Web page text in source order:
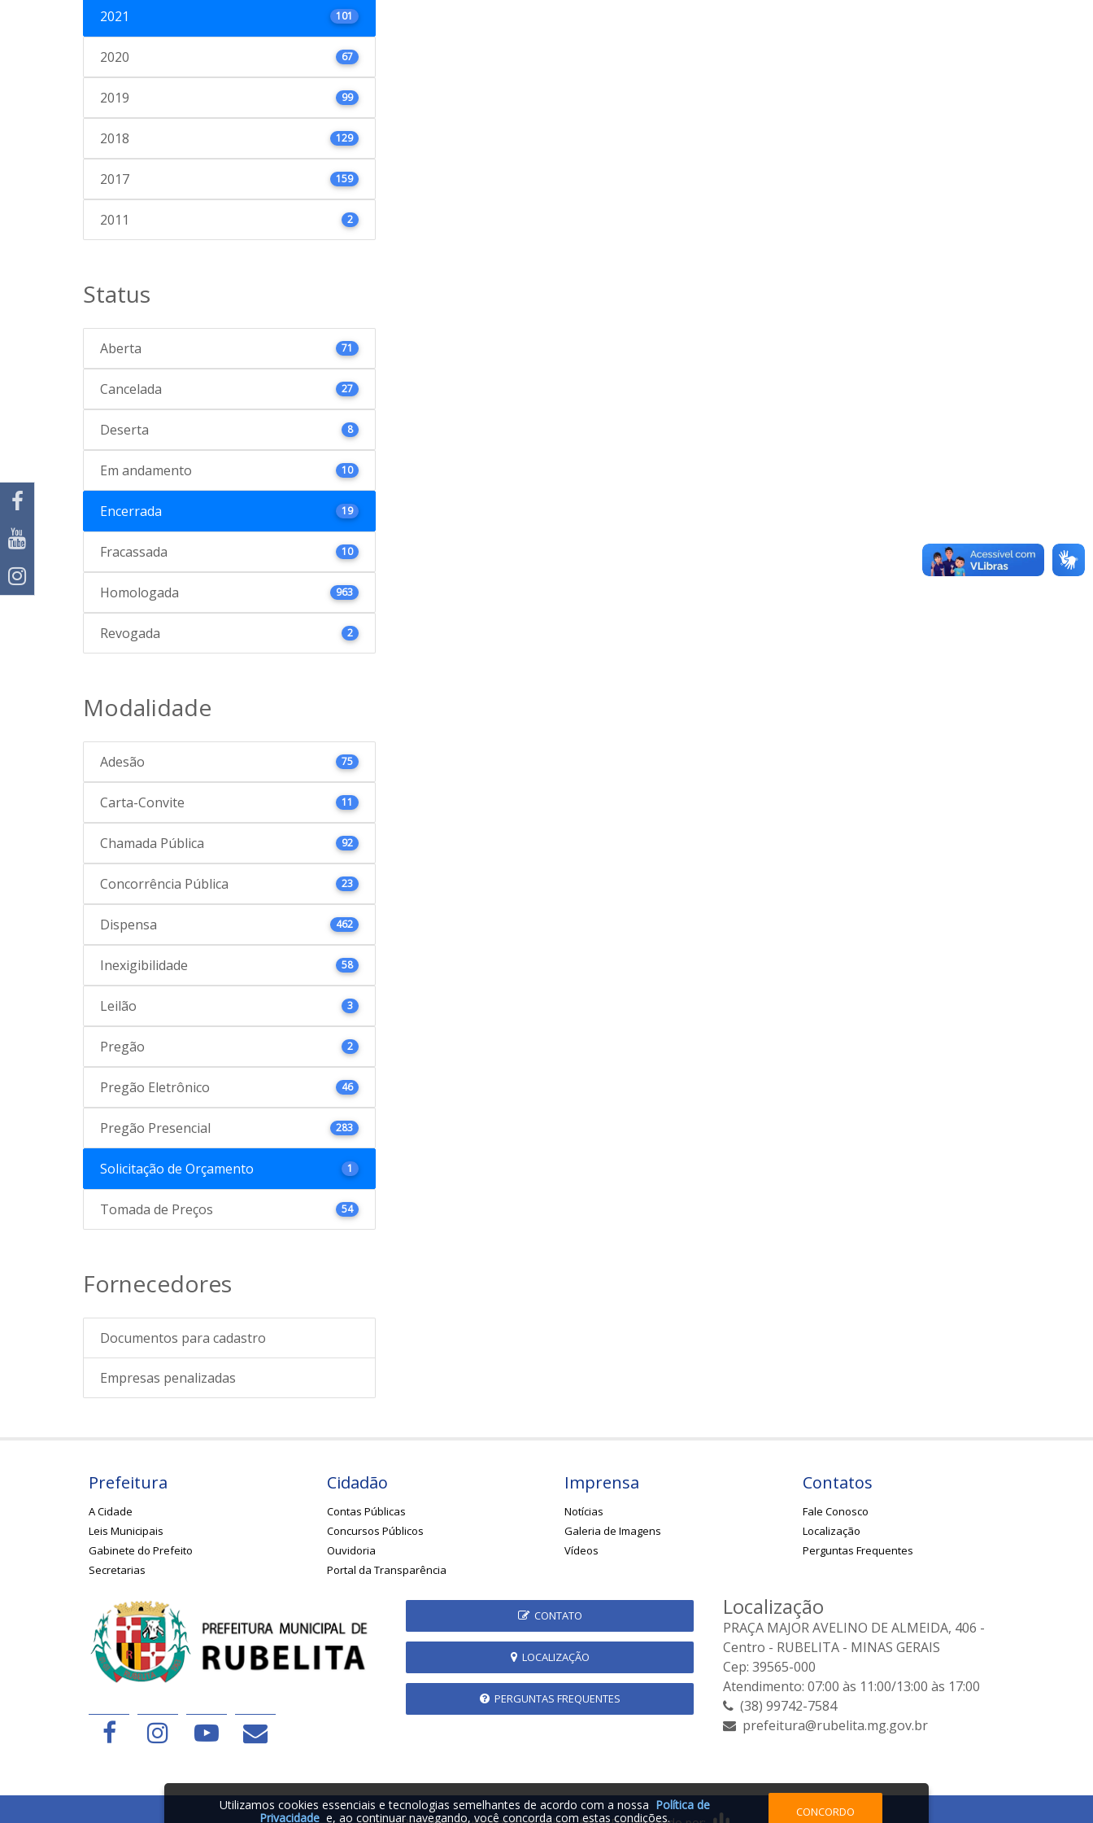
2021 101
2020 67
2019 99
2018 129
2017 159
2011 2
Status
Aberta 71
Cancelada 27
Deserta 8
Em andamento 10
Encerrada 19
Fracassada 10
Homologada 963
Revogada 2
Modalidade
Adesão 75
Carta-Convite 11
Chamada Pública 92
Concorrência Pública 23
Dispensa 462
Inexigibilidade 58
Leilão 3
Pregão 2
Pregão Eletrônico 46
Pregão Presencial 283
Solicitação de Orçamento 1
Tomada de Preços 54
Fornecedores
Documentos para cadastro
Empresas penalizadas
Prefeitura
A Cidade
Leis Municipais
Gabinete do Prefeito
Secretarias
Cidadão
Contas Públicas
Concursos Públicos
Ouvidoria
Portal da Transparência
Imprensa
Notícias
Galeria de Imagens
Vídeos
Contatos
Fale Conosco
Localização
Perguntas Frequentes
CONTATO
LOCALIZAÇÃO
PERGUNTAS FREQUENTES
Localização
PRAÇA MAJOR AVELINO DE ALMEIDA, 406 -
Centro - RUBELITA - MINAS GERAIS
Cep: 39565-000
Atendimento: 07:00 às 11:00/13:00 às 17:00
(38) 99742-7584
prefeitura@rubelita.mg.gov.br
Utilizamos cookies essenciais e tecnologias semelhantes de acordo com a nossa Política de
Privacidade e, ao continuar navegando, você concorda com estas condições. CONCORDO